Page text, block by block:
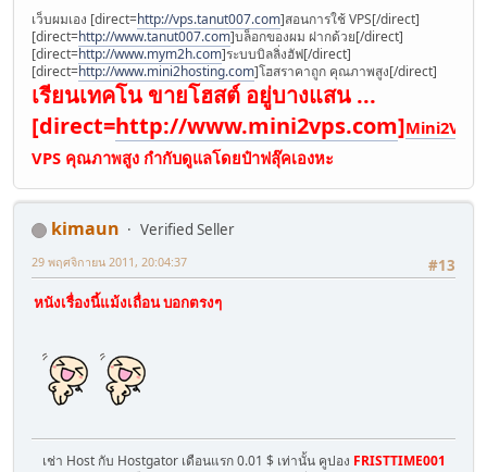
เว็บผมเอง [direct=http://vps.tanut007.com]สอนการใช้ VPS[/direct]
[direct=http://www.tanut007.com]บล็อกของผม ฝากด้วย[/direct]
[direct=http://www.mym2h.com]ระบบบิลลิ่งฮัฟ[/direct]
[direct=http://www.mini2hosting.com]โฮสราคาถูก คุณภาพสูง[/direct]
เรียนเทคโน ขายโฮสต์ อยู่บางแสน ...
[direct=http://www.mini2vps.com]
VPS คุณภาพสูง กำกับดูแลโดยป๋าฟลุ๊คเองหะ
kimaun
Verified Seller
#13
29 พฤศจิกายน 2011, 20:04:37
หนังเรื่องนี้แม้งเถื่อน บอกตรงๆ
เช่า Host กับ Hostgator เดือนแรก 0.01 $ เท่านั้น คูปอง FRISTTIME001